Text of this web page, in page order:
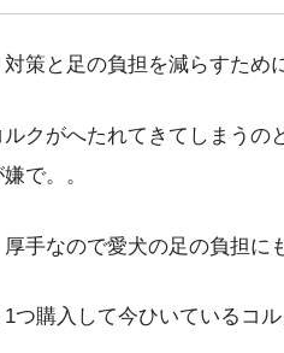
策と足の負担を減らすため
クがへたれてきてしまうの
で。。
手なので愛犬の足の負担に
つ購入して今ひいているコ